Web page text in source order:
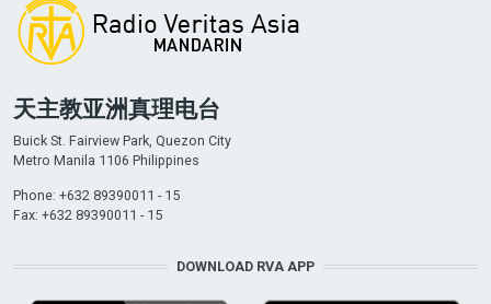
天主教亚洲真理电台
Buick St. Fairview Park, Quezon City
Metro Manila 1106 Philippines
Phone: +632 89390011 - 15
Fax: +632 89390011 - 15
DOWNLOAD RVA APP